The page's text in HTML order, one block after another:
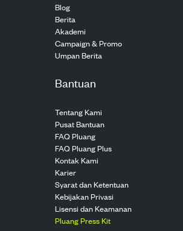
Blog
Berita
Akademi
Campaign & Promo
Umpan Berita
Bantuan
Tentang Kami
Pusat Bantuan
FAQ Pluang
FAQ Pluang Plus
Kontak Kami
Karier
Syarat dan Ketentuan
Kebijakan Privasi
Lisensi dan Keamanan
Pluang Press Kit